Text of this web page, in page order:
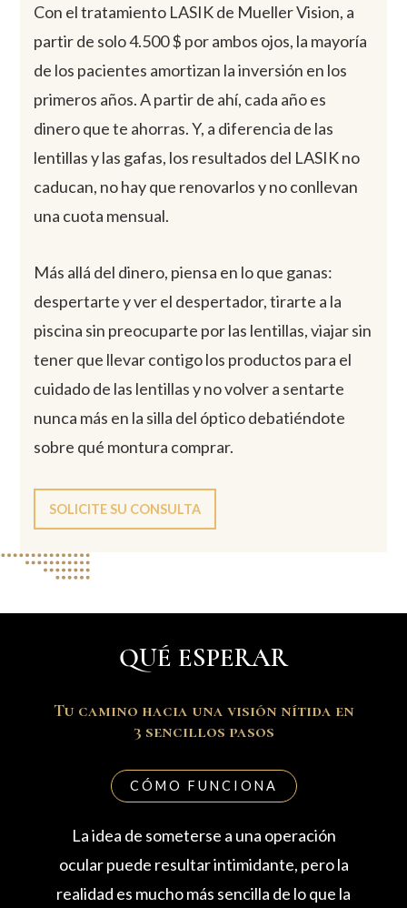
Con el tratamiento LASIK de Mueller Vision, a
partir de solo 4.500 $ por ambos ojos, la mayoría
de los pacientes amortizan la inversión en los
primeros años. A partir de ahí, cada año es
dinero que te ahorras. Y, a diferencia de las
lentillas y las gafas, los resultados del LASIK no
caducan, no hay que renovarlos y no conllevan
una cuota mensual.
Más allá del dinero, piensa en lo que ganas:
despertarte y ver el despertador, tirarte a la
piscina sin preocuparte por las lentillas, viajar sin
tener que llevar contigo los productos para el
cuidado de las lentillas y no volver a sentarte
nunca más en la silla del óptico debatiéndote
sobre qué montura comprar.
SOLICITE SU CONSULTA
QUÉ ESPERAR
Tu camino hacia una visión nítida en
3 sencillos pasos
CÓMO FUNCIONA
La idea de someterse a una operación
ocular puede resultar intimidante, pero la
realidad es mucho más sencilla de lo que la